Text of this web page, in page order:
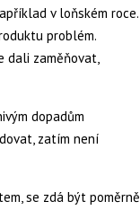
v loňském roce.
problém.
dali zaměňovat,
dopadům
zatím není
se zdá být poměrně